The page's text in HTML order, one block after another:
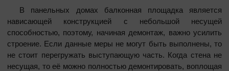
В панельных домах балконная площадка является
нависающей конструкцией с небольшой несущей
способностью, поэтому, начиная демонтаж, важно усилить
строение. Если данные меры не могут быть выполнены, то
не стоит перегружать выступающую часть. Когда стена не
несущая, то её можно полностью демонтировать, воплощая